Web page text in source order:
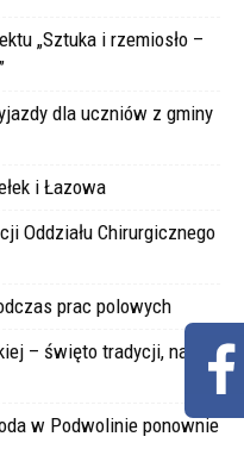
„Sztuka i rzemiosło –
dla uczniów z gminy
i Łazowa
Oddziału Chirurgicznego
prac polowych
– święto tradycji, natury
w Podwolinie ponownie